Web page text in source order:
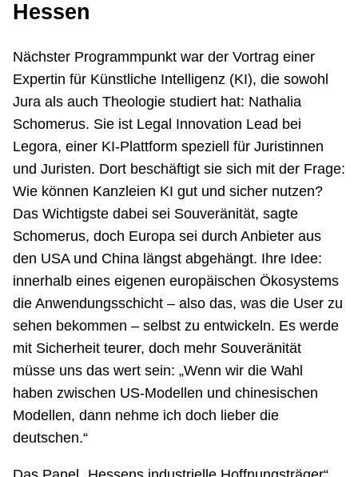
Hessen
Nächster Programmpunkt war der Vortrag einer
Expertin für Künstliche Intelligenz (KI), die sowohl
Jura als auch Theologie studiert hat: Nathalia
Schomerus. Sie ist Legal Innovation Lead bei
Legora, einer KI-Plattform speziell für Juristinnen
und Juristen. Dort beschäftigt sie sich mit der Frage:
Wie können Kanzleien KI gut und sicher nutzen?
Das Wichtigste dabei sei Souveränität, sagte
Schomerus, doch Europa sei durch Anbieter aus
den USA und China längst abgehängt. Ihre Idee:
innerhalb eines eigenen europäischen Ökosystems
die Anwendungsschicht – also das, was die User zu
sehen bekommen – selbst zu entwickeln. Es werde
mit Sicherheit teurer, doch mehr Souveränität
müsse uns das wert sein: „Wenn wir die Wahl
haben zwischen US-Modellen und chinesischen
Modellen, dann nehme ich doch lieber die
deutschen.“